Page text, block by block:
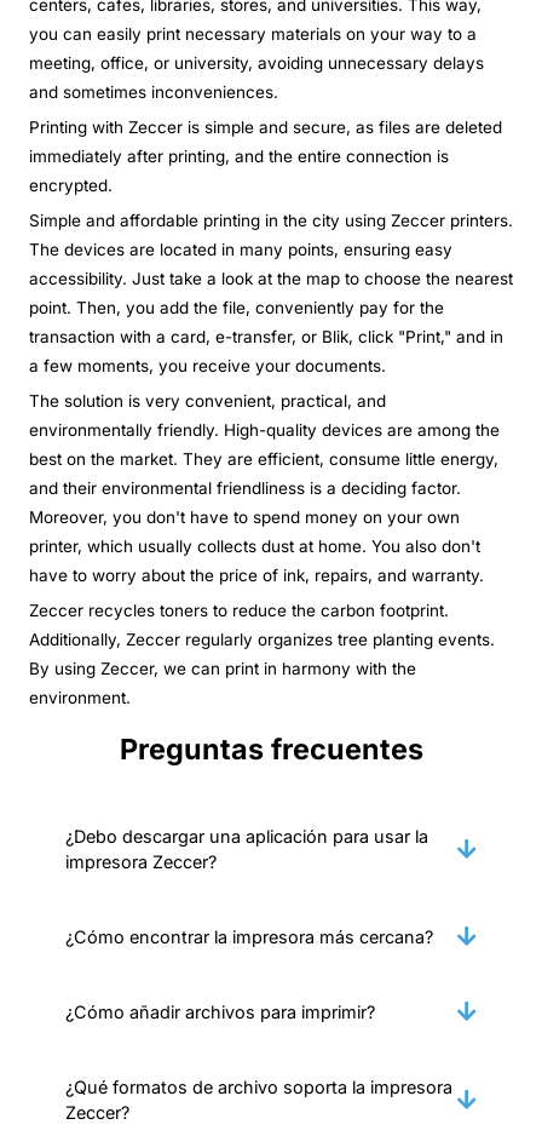
centers, cafes, libraries, stores, and universities. This way,
you can easily print necessary materials on your way to a
meeting, office, or university, avoiding unnecessary delays
and sometimes inconveniences.
Printing with Zeccer is simple and secure, as files are deleted
immediately after printing, and the entire connection is
encrypted.
Simple and affordable printing in the city using Zeccer printers.
The devices are located in many points, ensuring easy
accessibility. Just take a look at the map to choose the nearest
point. Then, you add the file, conveniently pay for the
transaction with a card, e-transfer, or Blik, click "Print," and in
a few moments, you receive your documents.
The solution is very convenient, practical, and
environmentally friendly. High-quality devices are among the
best on the market. They are efficient, consume little energy,
and their environmental friendliness is a deciding factor.
Moreover, you don't have to spend money on your own
printer, which usually collects dust at home. You also don't
have to worry about the price of ink, repairs, and warranty.
Zeccer recycles toners to reduce the carbon footprint.
Additionally, Zeccer regularly organizes tree planting events.
By using Zeccer, we can print in harmony with the
environment.
Preguntas frecuentes
¿Debo descargar una aplicación para usar la
impresora Zeccer?
¿Cómo encontrar la impresora más cercana?
¿Cómo añadir archivos para imprimir?
¿Qué formatos de archivo soporta la impresora
Zeccer?